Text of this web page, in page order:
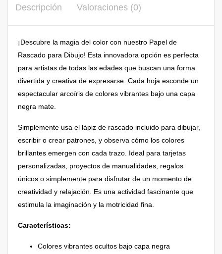
Descripción Valoraciones (0)
¡Descubre la magia del color con nuestro Papel de
Rascado para Dibujo! Esta innovadora opción es perfecta
para artistas de todas las edades que buscan una forma
divertida y creativa de expresarse. Cada hoja esconde un
espectacular arcoíris de colores vibrantes bajo una capa
negra mate.
Simplemente usa el lápiz de rascado incluido para dibujar,
escribir o crear patrones, y observa cómo los colores
brillantes emergen con cada trazo. Ideal para tarjetas
personalizadas, proyectos de manualidades, regalos
únicos o simplemente para disfrutar de un momento de
creatividad y relajación. Es una actividad fascinante que
estimula la imaginación y la motricidad fina.
Características:
Colores vibrantes ocultos bajo capa negra